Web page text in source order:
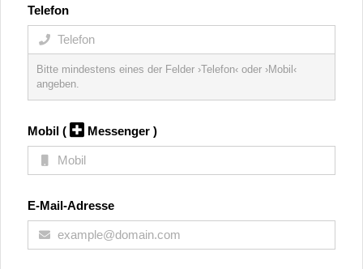
Telefon
Bitte mindestens eines der Felder ›Telefon‹ oder ›Mobil‹
angeben.
Mobil ( Messenger )
E-Mail-Adresse